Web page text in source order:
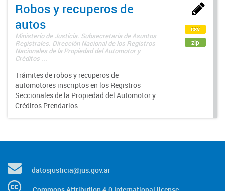
Robos y recuperos de
autos
Ministerio de Justicia. Subsecretaría de Asuntos
Registrales. Dirección Nacional de los Registros
Nacionales de la Propiedad del Automotor y
Créditos ...
Trámites de robos y recuperos de
automotores inscriptos en los Registros
Seccionales de la Propiedad del Automotor y
Créditos Prendarios.
csv
zip
datosjusticia@jus.gov.ar